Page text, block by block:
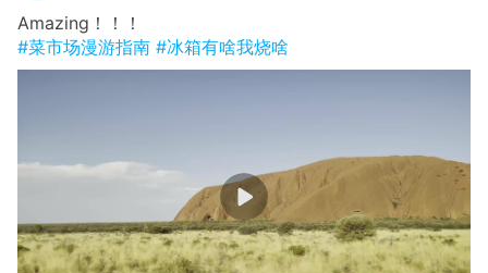
Amazing！！！
#菜市场漫游指南 #冰箱有啥我烧啥